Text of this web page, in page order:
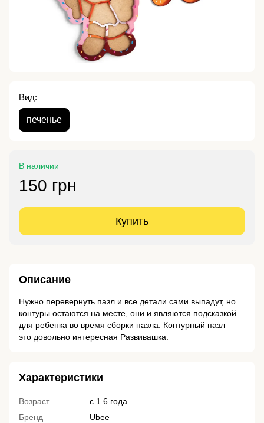
Вид:
печенье
В наличии
150 грн
Купить
Описание
Нужно перевернуть пазл и все детали сами выпадут, но
контуры остаются на месте, они и являются подсказкой
для ребенка во время сборки пазла. Контурный пазл –
это довольно интересная Развивашка.
Характеристики
Возраст
с 1.6 года
Бренд
Ubee